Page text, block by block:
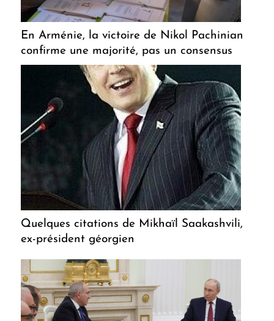
En Arménie, la victoire de Nikol Pachinian
confirme une majorité, pas un consensus
Quelques citations de Mikhaïl Saakashvili,
ex-président géorgien